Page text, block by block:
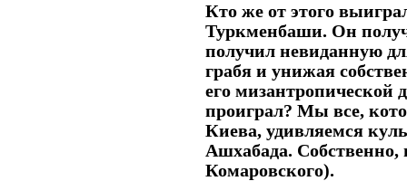
Кто же от этого
Туркменбаши. Он
получил невиданную
грабя и унижая
его мизантропической
проиграл? Мы все,
Киева, удивляемся
Ашхабада. Собственно,
Комаровского).